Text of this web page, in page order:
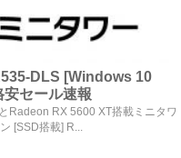
DLS [Windows 10
セール速報
Radeon RX 5600 XT搭載ミニタワ
[SSD搭載] R...